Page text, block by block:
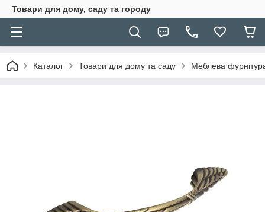
Товари для дому, саду та городу
Каталог Товари для дому та саду Меблева